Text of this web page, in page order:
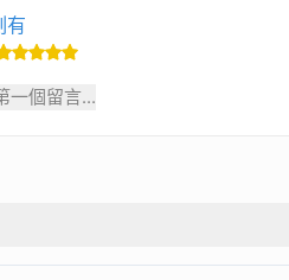
有
一個留言...